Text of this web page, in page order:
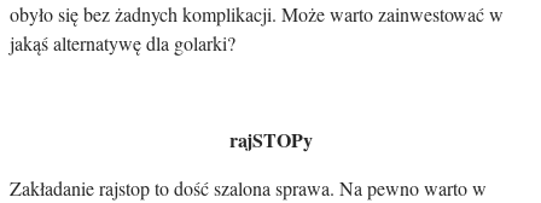
obyło się bez żadnych komplikacji. Może warto zainwestować w
jakąś alternatywę dla golarki?
rajSTOPy
Zakładanie rajstop to dość szalona sprawa. Na pewno warto w